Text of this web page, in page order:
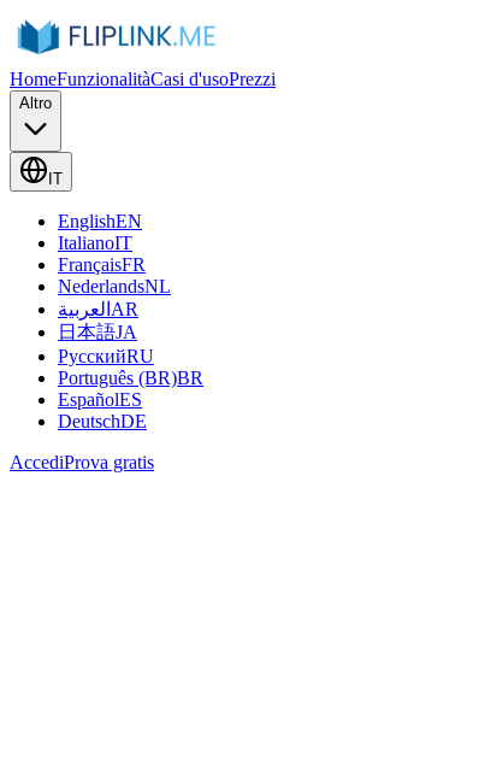
HomeFunzionalitàCasi d'usoPrezzi
Altro
IT
EnglishEN
ItalianoIT
FrançaisFR
NederlandsNL
العربية AR
日本語JA
РусскийRU
Português (BR)BR
EspañolES
DeutschDE
AccediProva gratis